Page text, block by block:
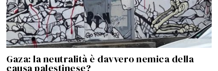
Gaza: la neutralità è davvero nemica della